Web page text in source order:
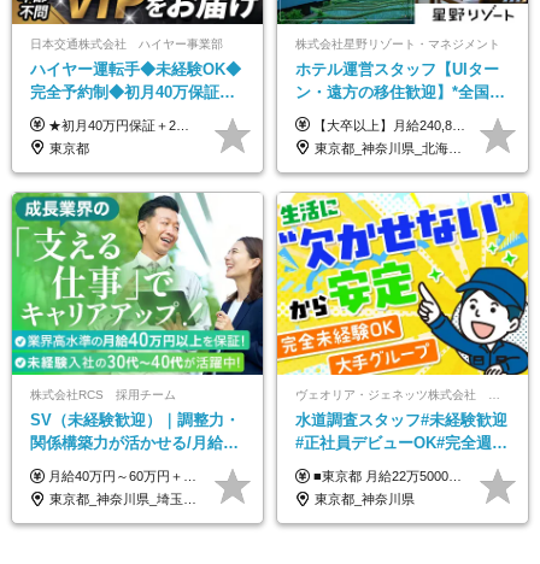
日本交通株式会社 ハイヤー事業部
ハイヤー運転手◆未経験OK◆
完全予約制◆初月40万保証◆
平均年収600万◆約4ヶ月研修
あり◆運転は1日4hほど
★初月40万円保証＋2～6ヶ月目35万円保証 ★平均年収600万円 月給236,000円（一律手当含む）＋運転手当（運転した時間に応じて支給）＋残業代＋賞与年2回 ※基礎研修期間（10日間）は日給1万円を支給します ※試用期間中（3ヶ月）の給与・待遇に差異はありません ※残業代は全額支給します
東京都
株式会社星野リゾート・マネジメント
ホテル運営スタッフ【UIター
ン・遠方の移住歓迎】*全国募
集*週休3日/年休161日可*未経
験OK*新規開業あり
【大卒以上】月給240,800円以上+賞与2回+各種手当 【短大・専門学校卒】月給204,400円以上+賞与2回+各種手当 【上記以外】月給187,000円以上+賞与2回+各種手当 ※経験、資格、能力等を考慮の上、決定いたします ※残業代全額支給 ※試用期間3ヶ月（条件変更なし）
東京都_神奈川県_北海道_青森県_山形県_福島県_栃木県_群馬県_山梨県_長野県_石川県_静岡県_岐阜県_京都府_広島県_島根県_山口県_高知県_長崎県_大分県_鹿児島県_沖縄県
株式会社RCS 採用チーム
SV（未経験歓迎）｜調整力・
関係構築力が活かせる/月給40
万円以上/30～40代活躍中/6か
月間の研修充実
月給40万円～60万円＋各種手当＋業績賞与 ◎経験や能力等を考慮し、優遇いたします！ ◎成果により業績賞与を年2回支給します！ 上記月給には、固定残業代として 「60,800円～95,000円（28時間分）」を含む。 超過分は別途全額支給します。
東京都_神奈川県_埼玉県_千葉県_大阪府_愛知県_北海道_青森県_岩手県_宮城県_秋田県_山形県_福島県_茨城県_栃木県_群馬県_新潟県_山梨県_長野県_富山県_石川県_福井県_静岡県_岐阜県_三重県_兵庫県_京都府_滋賀県_奈良県_和歌山県_広島県_岡山県_鳥取県_島根県_山口県_徳島県_香川県_愛媛県_高知県_福岡県_熊本県_佐賀県_長崎県_大分県_宮崎県_鹿児島県_沖縄県
水道調査スタッフ#未経験歓迎
#正社員デビューOK#完全週休
2日制#年休125日#資格取得支
援有#社員数千人以上
■東京都 月給22万5000円（東京地域手当3万円含）～25万円＋残業代全額支給＋各種手当 ■神奈川県 月給19万5000円～24万円＋残業代全額支給＋各種手当 ※年齢・経験を考慮し決定 ※試用期間3ヶ月（期間中の給与・待遇に差異はありません） ◆通勤手当あり（全額支給） ◆昇給年1回、賞与年2回。世界最大級の環境企業グループならではの安定した給与体系です。
東京都_神奈川県